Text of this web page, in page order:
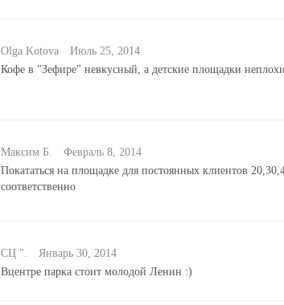
Olga Kotova
Июль 25, 2014
Кофе в "Зефире" невкусный, а детские площадки
Максим Б.
Февраль 8, 2014
Покататься на площадке для постоянных клиентов
соответственно
СЦ ".
Январь 30, 2014
Вцентре парка стоит молодой Ленин :)